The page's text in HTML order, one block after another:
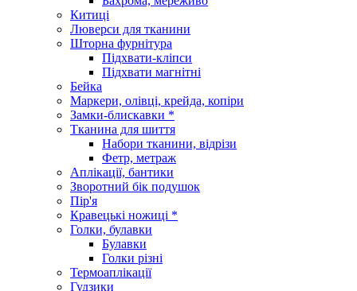
Китиці
Люверси для тканини
Шторна фурнітура
Підхвати-кліпси
Підхвати магнітні
Бейка
Маркери, олівці, крейда, копіри
Замки-блискавки *
Тканина для шиття
Набори тканини, відрізи
Фетр, метраж
Аплікації, бантики
Зворотний бік подушок
Пір'я
Кравецькі ножиці *
Голки, булавки
Булавки
Голки різні
Термоаплікації
Гудзики